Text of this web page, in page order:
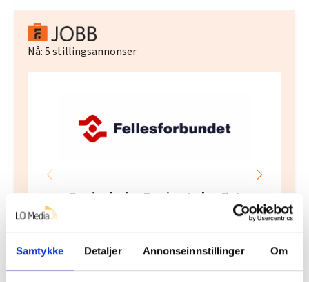
Samtykke Detaljer Annonseinnstillinger Om
Nå:5stillingsannonser
Regionleder Region Indre Øst
Moelv